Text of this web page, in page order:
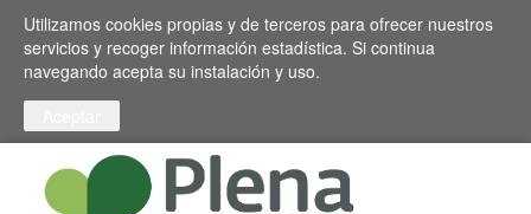
Pasar al contenido principal
Toggle high contrast
Utilizamos cookies propias y de terceros para ofrecer nuestros
servicios y recoger información estadística. Si continua
navegando acepta su instalación y uso.